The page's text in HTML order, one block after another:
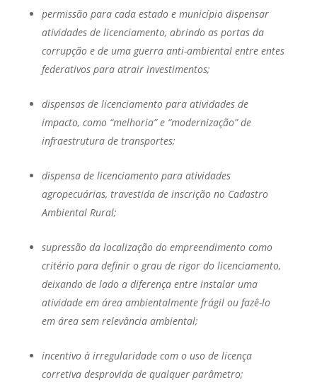
permissão para cada estado e município dispensar
atividades de licenciamento, abrindo as portas da
corrupção e de uma guerra anti-ambiental entre entes
federativos para atrair investimentos;
dispensas de licenciamento para atividades de
impacto, como “melhoria” e “modernização” de
infraestrutura de transportes;
dispensa de licenciamento para atividades
agropecuárias, travestida de inscrição no Cadastro
Ambiental Rural;
supressão da localização do empreendimento como
critério para definir o grau de rigor do licenciamento,
deixando de lado a diferença entre instalar uma
atividade em área ambientalmente frágil ou fazê-lo
em área sem relevância ambiental;
incentivo à irregularidade com o uso de licença
corretiva desprovida de qualquer parâmetro;